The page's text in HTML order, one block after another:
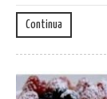
Continua